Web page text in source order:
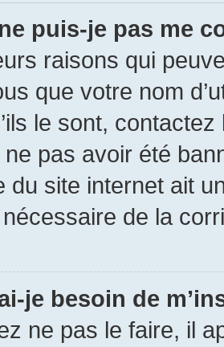
puis-je pas me
raisons qui
que votre nom
le sont,
pas avoir été
du site internet ait
nécessaire de la
je besoin de
ne pas le faire, il